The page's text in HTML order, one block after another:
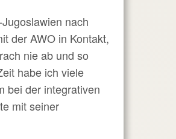
nach
der AWO in Kontakt,
nie ab und so
habe ich viele
bei der integrativen
mit seiner